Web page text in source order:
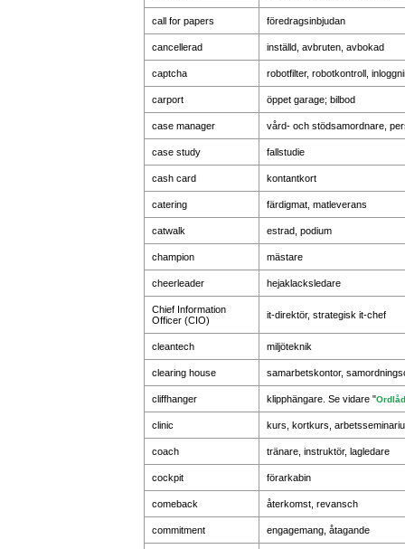
call for papers föredragsinbjudan
cancellerad inställd, avbruten, avbokad
captcha robotfilter, robotkontroll,
carport öppet garage; bilbod
case manager vård- och stödsamordnare,
case study fallstudie
cash card kontantkort
catering färdigmat, matleverans
catwalk estrad, podium
champion mästare
cheerleader hejaklacksledare
Chief Information
Officer (CIO)
it-direktör, strategisk it-chef
cleantech miljöteknik
clearing house samarbetskontor,
cliffhanger klipphängare. Se vidare "
clinic kurs, kortkurs,
coach tränare, instruktör, lagledare
cockpit förarkabin
comeback återkomst, revansch
commitment engagemang, åtagande